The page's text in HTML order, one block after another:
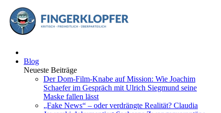
Blog
Neueste Beiträge
Der Dom-Film-Knabe auf Mission: Wie Joachim
Schaefer im Gespräch mit Ulrich Siegmund seine
Maske fallen lässt
„Fake News“ – oder verdrängte Realität? Claudia